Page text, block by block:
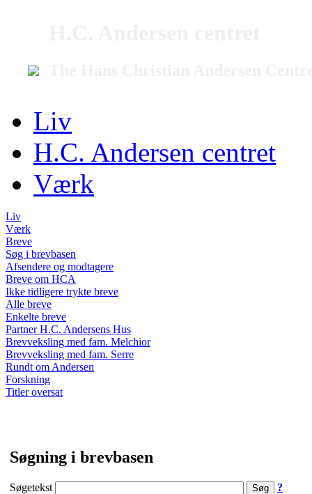
Liv
H.C. Andersen centret
Værk
Liv
Værk
Breve
Søg i brevbasen
Afsendere og modtagere
Breve om HCA
Ikke tidligere trykte breve
Alle breve
Enkelte breve
Partner H.C. Andersens Hus
Brevveksling med fam. Melchior
Brevveksling med fam. Serre
Rundt om Andersen
Forskning
Titler oversat
Søgning i brevbasen
Søgetekst ?